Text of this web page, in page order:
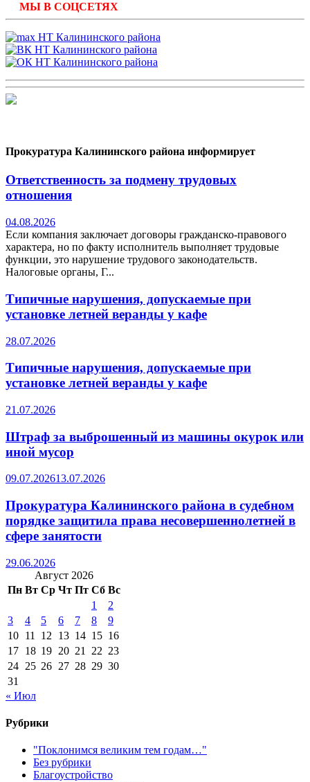
МЫ В СОЦСЕТЯХ
Прокуратура Калининского района информирует
Ответственность за подмену трудовых
отношения
04.08.2026
Если компания заключает договоры гражданско-правового
характера, но по факту исполнитель выполняет трудовые
функции, это нарушение трудового законодательств.
Налоговые органы, Г...
Типичные нарушения, допускаемые при
установке летней веранды у кафе
28.07.2026
Типичные нарушения, допускаемые при
установке летней веранды у кафе
21.07.2026
Штраф за выброшенный из машины окурок или
иной мусор
09.07.202613.07.2026
Прокуратура Калининского района в судебном
порядке защитила права несовершеннолетней в
сфере занятости
29.06.2026
Август 2026
Пн Вт Ср Чт Пт Сб Вс
1
2
3
4 5 6 7 8
9
10 11 12 13 14 15 16
17 18 19 20 21 22 23
24 25 26 27 28 29 30
31
« Июл
Рубрики
"Поклонимся великим тем годам…"
Без рубрики
Благоустройство